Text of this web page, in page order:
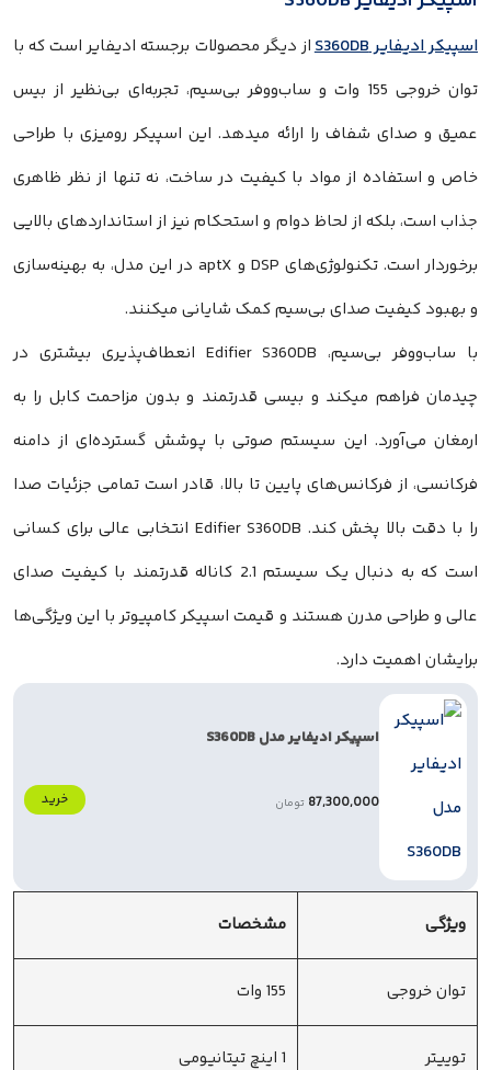
اسپیکر ادیفایر S360DB
از دیگر محصولات برجسته ادیفایر است که با
توان خروجی 155 وات و ساب‌ووفر بی‌سیم، تجربه‌ای بی‌نظیر از بیس
عمیق و صدای شفاف را ارائه میدهد. این اسپیکر رومیزی با طراحی
خاص و استفاده از مواد با کیفیت در ساخت، نه تنها از نظر ظاهری
جذاب است، بلکه از لحاظ دوام و استحکام نیز از استانداردهای بالایی
برخوردار است. تکنولوژی‌های DSP و aptX در این مدل، به بهینه‌سازی
و بهبود کیفیت صدای بی‌سیم کمک شایانی میکنند.
با ساب‌ووفر بی‌سیم، Edifier S360DB انعطاف‌پذیری بیشتری در
چیدمان فراهم میکند و بیسی قدرتمند و بدون مزاحمت کابل را به
ارمغان می‌آورد. این سیستم صوتی با پوشش گسترده‌ای از دامنه
فرکانسی، از فرکانس‌های پایین تا بالا، قادر است تمامی جزئیات صدا
را با دقت بالا پخش کند. Edifier S360DB انتخابی عالی برای کسانی
است که به دنبال یک سیستم 2.1 کاناله قدرتمند با کیفیت صدای
عالی و طراحی مدرن هستند و قیمت اسپیکر کامپیوتر با این ویژگی‌ها
برایشان اهمیت دارد.
اسپیکر ادیفایر مدل S360DB
87,300,000 تومان خرید
ویژگی مشخصات
توان خروجی 155 وات
توییتر 1 اینچ تیتانیومی